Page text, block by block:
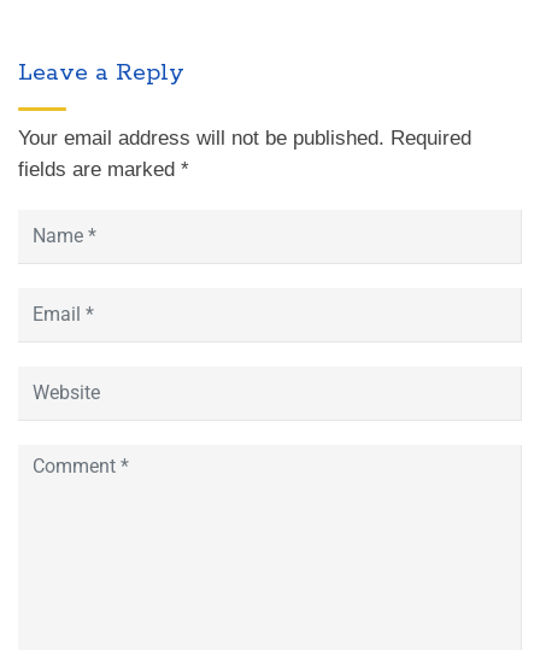
Leave a Reply
Your email address will not be published. Required
fields are marked *